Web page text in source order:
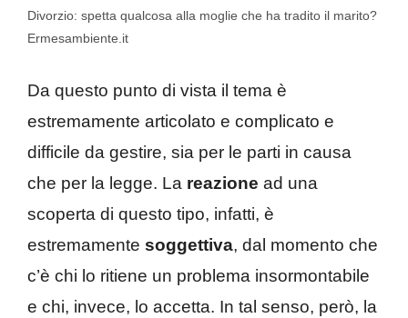
Divorzio: spetta qualcosa alla moglie che ha tradito il marito?
Ermesambiente.it
Da questo punto di vista il tema è
estremamente articolato e complicato e
difficile da gestire, sia per le parti in causa
che per la legge. La reazione ad una
scoperta di questo tipo, infatti, è
estremamente soggettiva, dal momento che
c’è chi lo ritiene un problema insormontabile
e chi, invece, lo accetta. In tal senso, però, la